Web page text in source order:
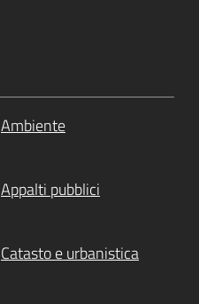
Ambiente
Appalti pubblici
Catasto e urbanistica